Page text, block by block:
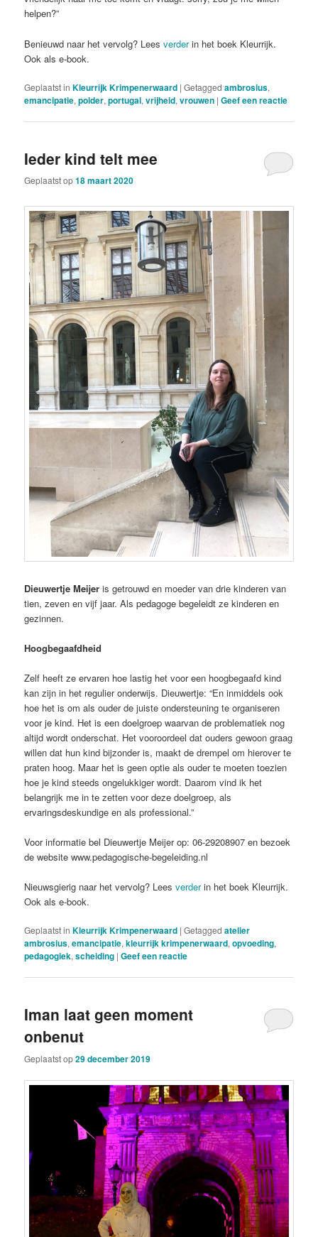
helpen?”
Benieuwd naar het vervolg? Leesverderin het boek Kleurrijk.
Ook als e-book.
Geplaatst in Kleurrijk Krimpenerwaard |Getagged ambrosius,
emancipatie,polder,portugal,vrijheid,vrouwen |Geef een reactie
Ieder kind telt mee
Geplaatst op18 maart 2020
Dieuwertje Meijer is getrouwd en moeder van drie kinderen van
tien, zeven en vijf jaar. Als pedagoge begeleidt ze kinderen en
gezinnen.
Hoogbegaafdheid
Zelf heeft ze ervaren hoe lastig het voor een hoogbegaafd kind
kan zijn in het regulier onderwijs. Dieuwertje: “En inmiddels ook
hoe het is om als ouder de juiste ondersteuning te organiseren
voor je kind. Het is een doelgroep waarvan de problematiek nog
altijd wordt onderschat. Het vooroordeel dat ouders gewoon graag
willen dat hun kind bijzonder is, maakt de drempel om hierover te
praten hoog. Maar het is geen optie als ouder te moeten toezien
hoe je kind steeds ongelukkiger wordt. Daarom vind ik het
belangrijk me in te zetten voor deze doelgroep, als
ervaringsdeskundige en als professional.”
Voor informatie bel Dieuwertje Meijer op: 06-29208907 en bezoek
de website www.pedagogische-begeleiding.nl
Nieuwsgierig naar het vervolg? Leesverderin het boek Kleurrijk.
Ook als e-book.
Geplaatst in Kleurrijk Krimpenerwaard |Getagged atelier
ambrosius,emancipatie,kleurrijk krimpenerwaard,opvoeding,
pedagogiek,scheiding |Geef een reactie
Iman laat geen moment
onbenut
Geplaatst op29 december 2019